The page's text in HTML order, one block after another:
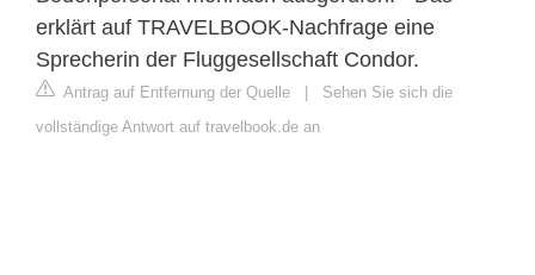
erklärt auf TRAVELBOOK-Nachfrage eine
Sprecherin der Fluggesellschaft Condor.
Antrag auf Entfernung der Quelle | Sehen Sie sich die
vollständige Antwort auf travelbook.de an